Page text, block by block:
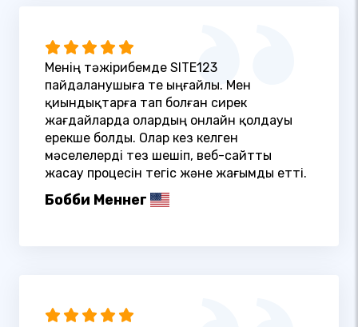
Менің тәжірибемде SITE123
пайдаланушыға өте ыңғайлы. Мен
қиындықтарға тап болған сирек
жағдайларда олардың онлайн қолдауы
ерекше болды. Олар кез келген
мәселелерді тез шешіп, веб-сайтты
жасау процесін тегіс және жағымды етті.
Бобби Меннег